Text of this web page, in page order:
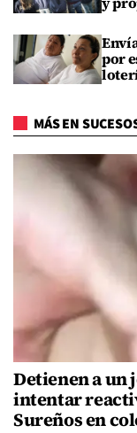
por
MÁS EN
Detienen a un
intentar
Sureños en